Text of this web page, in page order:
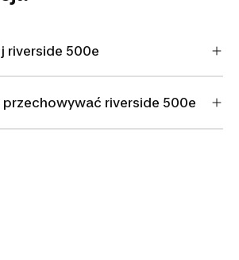
riverside 500e
przechowywać riverside 500e